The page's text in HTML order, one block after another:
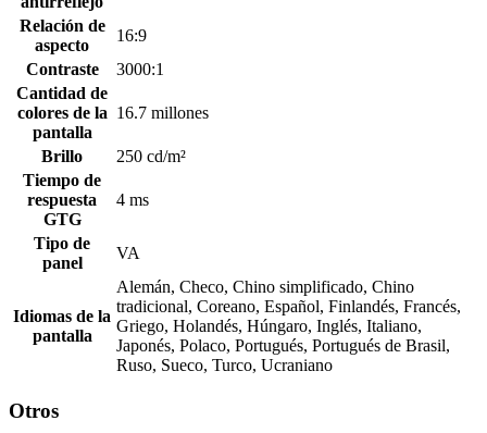
Relación de
aspecto
16:9
Contraste
3000:1
Cantidad de
colores de la
pantalla
16.7 millones
Brillo
250 cd/m²
Tiempo de
respuesta
GTG
4 ms
Tipo de
panel
VA
Idiomas de la
pantalla
Alemán, Checo, Chino simplificado, Chino
tradicional, Coreano, Español, Finlandés, Francés,
Griego, Holandés, Húngaro, Inglés, Italiano,
Japonés, Polaco, Portugués, Portugués de Brasil,
Ruso, Sueco, Turco, Ucraniano
Otros